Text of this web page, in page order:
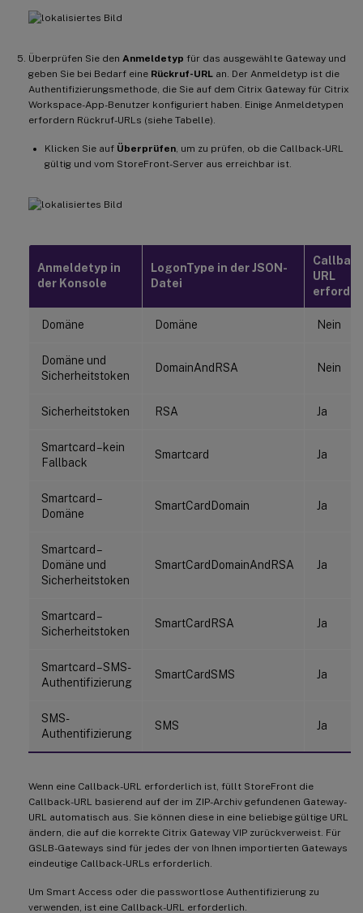
Überprüfen Sie den Anmeldetyp für das ausgewählte Gateway und
geben Sie bei Bedarf eine Rückruf-URL an. Der Anmeldetyp ist die
Authentifizierungsmethode, die Sie auf dem Citrix Gateway für Citrix
Workspace-App-Benutzer konfiguriert haben. Einige Anmeldetypen
erfordern Rückruf-URLs (siehe Tabelle).
Klicken Sie auf Überprüfen , um zu prüfen, ob die Callback-URL
gültig und vom StoreFront-Server aus erreichbar ist.
Anmeldetyp in
der Konsole
LogonType in der JSON-
Datei
URL
Domäne Domäne Nein
Domäne und
Sicherheitstoken
DomainAndRSA Nein
Sicherheitstoken RSA Ja
Smartcard – kein
Fallback
Smartcard Ja
Smartcard –
Domäne
SmartCardDomain Ja
Smartcard –
Domäne und
Sicherheitstoken
SmartCardDomainAndRSA Ja
Smartcard –
Sicherheitstoken
SmartCardRSA Ja
Smartcard – SMS-
Authentifizierung
SmartCardSMS Ja
SMS-
Authentifizierung
SMS Ja
Wenn eine Callback-URL erforderlich ist, füllt StoreFront die
Callback-URL basierend auf der im ZIP-Archiv gefundenen Gateway-
URL automatisch aus. Sie können diese in eine beliebige gültige URL
ändern, die auf die korrekte Citrix Gateway VIP zurückverweist. Für
GSLB-Gateways sind für jedes der von Ihnen importierten Gateways
eindeutige Callback-URLs erforderlich.
Um Smart Access oder die passwortlose Authentifizierung zu
verwenden, ist eine Callback-URL erforderlich.